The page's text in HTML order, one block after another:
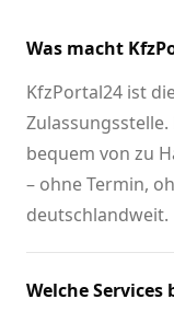
Was macht
KfzPortal24 ist
bequem von zu
– ohne Termin,
deutschlandweit.
Welche